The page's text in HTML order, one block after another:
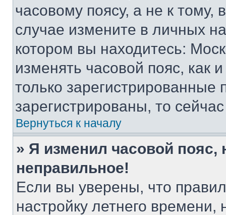
часовому поясу, а не к тому,
случае измените в личных
котором вы находитесь:
изменять часовой пояс, как
только
зарегистрированы, то
Вернуться к началу
» Я изменил часовой пояс,
неправильное!
Если вы уверены, что
настройку летнего